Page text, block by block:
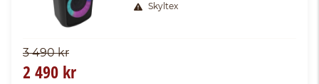
Skyltex
3 490 kr
2 490 kr